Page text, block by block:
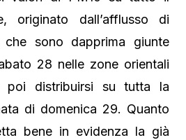
originato dall’afflusso di
che sono dapprima giunte
28 nelle zone orientali
poi distribuirsi su tutta la
di domenica 29. Quanto
bene in evidenza la già